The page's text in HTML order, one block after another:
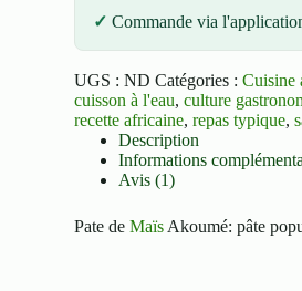
Commande via
UGS :ND Catégories :Cuisine
cuisson à l'eau,culture
recette africaine,repas typique,
Description
Informations
Avis (1)
Pate deMaïs Akoumé: pâte